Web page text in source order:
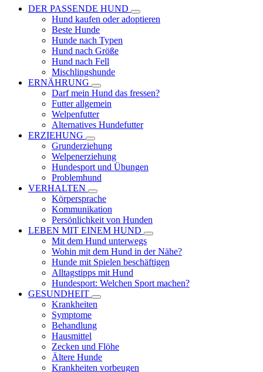
DER PASSENDE HUND
Hund kaufen oder adoptieren
Beste Hunde
Hunde nach Typen
Hund nach Größe
Hund nach Fell
Mischlingshunde
ERNÄHRUNG
Darf mein Hund das fressen?
Futter allgemein
Welpenfutter
Alternatives Hundefutter
ERZIEHUNG
Grunderziehung
Welpenerziehung
Hundesport und Übungen
Problemhund
VERHALTEN
Körpersprache
Kommunikation
Persönlichkeit von Hunden
LEBEN MIT EINEM HUND
Mit dem Hund unterwegs
Wohin mit dem Hund in der Nähe?
Hunde mit Spielen beschäftigen
Alltagstipps mit Hund
Hundesport: Welchen Sport machen?
GESUNDHEIT
Krankheiten
Symptome
Behandlung
Hausmittel
Zecken und Flöhe
Ältere Hunde
Krankheiten vorbeugen